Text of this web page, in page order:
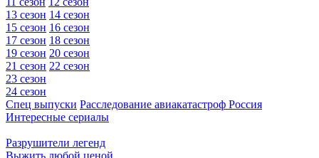
13 сезон 14 сезон
15 сезон 16 сезон
17 сезон 18 сезон
19 сезон 20 сезон
21 сезон 22 сезон
23 сезон
24 сезон
Спец выпуски Расследование авиакатастроф Россия
Интересные сериалы
Разрушители легенд
Выжить любой ценой